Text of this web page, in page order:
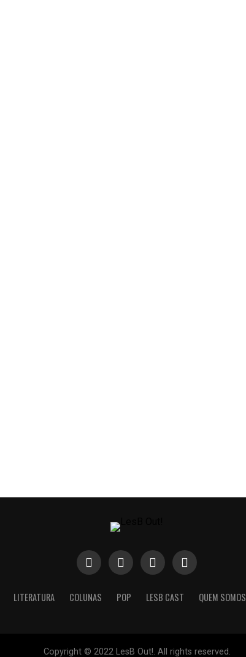
LITERATURA COLUNAS POP LESB CAST QUEM SOMOS
Copyright © 2022 LesB Out!. All rights reserved.